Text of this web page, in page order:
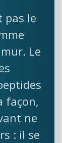
pas le
Le
façon,
ne
: il se